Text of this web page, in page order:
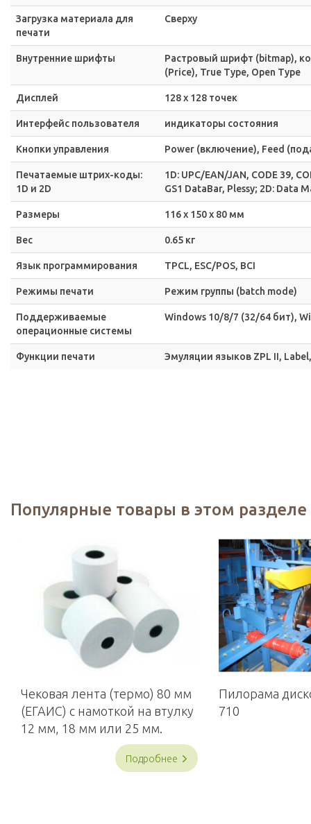
Загрузка материала для
печати
Сверху
Внутренние шрифты
Растровый шрифт (bitmap),
(Price), True Type, Open Type
Дисплей 128 х 128 точек
Интерфейс пользователя индикаторы состояния
Кнопки управления Power (включение), Feed
Печатаемые штрих-коды:
1D и 2D
1D: UPC/EAN/JAN, CODE 39,
GS1 DataBar, Plessy; 2D: Data
Размеры 116 x 150 x 80 мм
Вес 0.65 кг
Язык программирования TPCL, ESC/POS, BCI
Режимы печати Режим группы (batch mode)
Поддерживаемые
операционные системы
Windows 10/8/7 (32/64 бит),
Функции печати Эмуляции языков ZPL II, Label,
Популярные товары в этом разделе
Чековая лента (термо) 80 мм
(ЕГАИС) с намоткой на втулку
12 мм, 18 мм или 25 мм.
Подробнее
Пилорама
710